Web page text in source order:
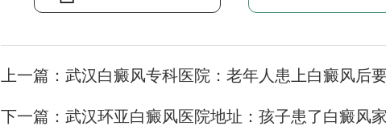
上一篇： 武汉白癜风专科医院：老年人患上白癜风后
下一篇： 武汉环亚白癜风医院地址：孩子患了白癜风